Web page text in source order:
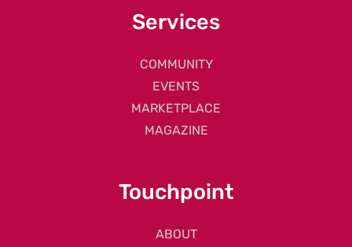
Services
COMMUNITY
EVENTS
MARKETPLACE
MAGAZINE
Touchpoint
ABOUT